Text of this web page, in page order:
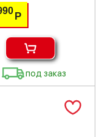
Р
под заказ